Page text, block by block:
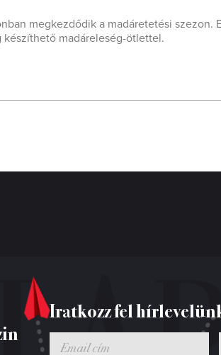
megkezdődik a madáretetési szezon.
készíthető madáreleség-ötlettel.
Iratkozz fel